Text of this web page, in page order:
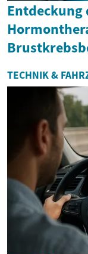
Entdeckung
TECHNIK &